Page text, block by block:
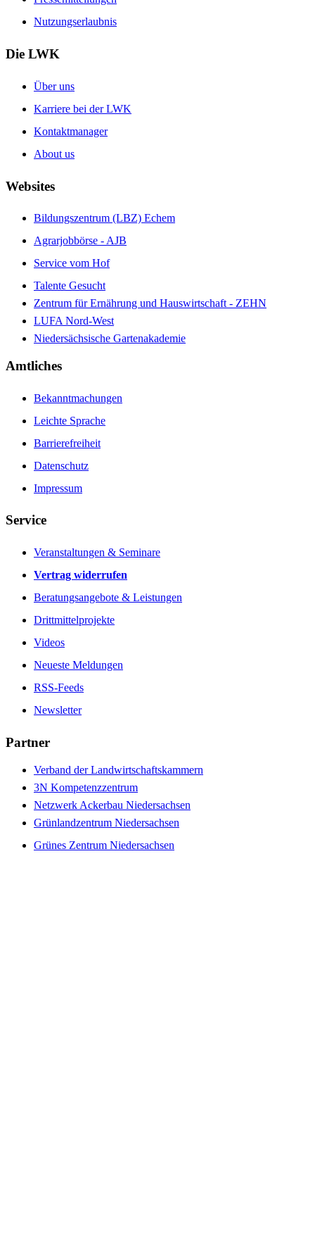
Nutzungserlaubnis
Die LWK
Über uns
Karriere bei der LWK
Kontaktmanager
About us
Websites
Bildungszentrum (LBZ) Echem
Agrarjobbörse - AJB
Service vom Hof
Talente Gesucht
Zentrum für Ernährung und Hauswirtschaft - ZEHN
LUFA Nord-West
Niedersächsische Gartenakademie
Amtliches
Bekanntmachungen
Leichte Sprache
Barrierefreiheit
Datenschutz
Impressum
Service
Veranstaltungen & Seminare
Vertrag widerrufen
Beratungsangebote & Leistungen
Drittmittelprojekte
Videos
Neueste Meldungen
RSS-Feeds
Newsletter
Partner
Verband der Landwirtschaftskammern
3N Kompetenzzentrum
Netzwerk Ackerbau Niedersachsen
Grünlandzentrum Niedersachsen
Grünes Zentrum Niedersachsen